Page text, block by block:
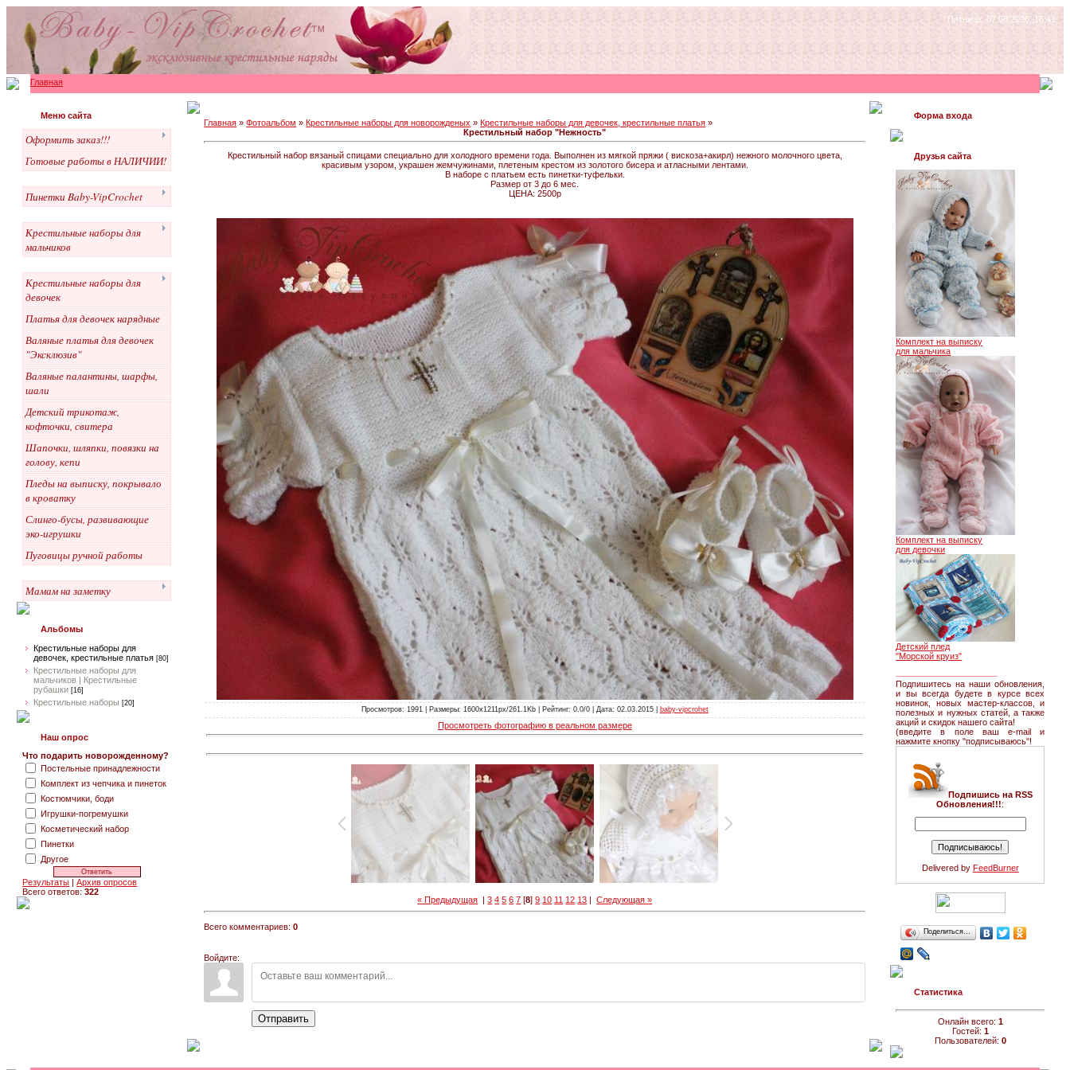
Пятница, 07.08.2026, 16:41
Главная
Меню сайта
Оформить заказ!!!
Готовые работы в НАЛИЧИИ!
Пинетки Baby-VipCrochet
Крестильные наборы для
мальчиков
Крестильные наборы для
девочек
Платья для девочек нарядные
Валяные платья для девочек
"Эксклюзив"
Валяные палантины, шарфы,
шали
Детский трикотаж,
кофточки, свитера
Шапочки, шляпки, повязки на
голову, кепи
Пледы на выписку, покрывало
в кроватку
Слинго-бусы, развивающие
эко-игрушки
Пуговицы ручной работы
Мамам на заметку
Альбомы
Крестильные наборы для
девочек, крестильные платья [80]
Крестильные наборы для
мальчиков | Крестильные
рубашки [16]
Крестильные наборы [20]
Наш опрос
Что подарить новорожденному?
Постельные принадлежности
Комплект из чепчика и пинеток
Костюмчики, боди
Игрушки-погремушки
Косметический набор
Пинетки
Другое
Результаты |Архив опросов
Всего ответов:322
Главная »Фотоальбом » Крестильные наборы для новорожденых » Крестильные наборы для девочек, крестильные платья »
Крестильный набор "Нежность"
Крестильный набор вязаный спицами специально для холодного времени года. Выполнен из мягкой пряжи ( вискоза+акирл) нежного молочного цвета,
красивым узором, украшен жемчужинами, плетеным крестом из золотого бисера и атласными лентами.
В наборе с платьем есть пинетки-туфельки.
Размер от 3 до 6 мес.
ЦЕНА: 2500р
Просмотров: 1991 | Размеры: 1600x1211px/261.1Kb | Рейтинг: 0.0/0 | Дата: 02.03.2015 | baby-vipcrohet
Просмотреть фотографию в реальном размере
« Предыдущая |3 4 5 6 7 [8]9 10 11 12 13 |Следующая »
Всего комментариев:0
Войдите:
Отправить
Форма входа
Друзья сайта
Комплект на выписку
для мальчика
Комплект на выписку
для девочки
Детский плед
"Морской круиз"
Подпишитесь на наши обновления,
и вы всегда будете в курсе всех
новинок, новых мастер-классов, и
полезных и нужных статей, а также
акций и скидок нашего сайта!
(введите в поле ваш e-mail и
нажмите кнопку "подписываюсь"!
Подпишись на RSS
Обновления!!!:
Delivered by FeedBurner
Поделиться…
Статистика
Онлайн всего: 1
Гостей: 1
Пользователей: 0